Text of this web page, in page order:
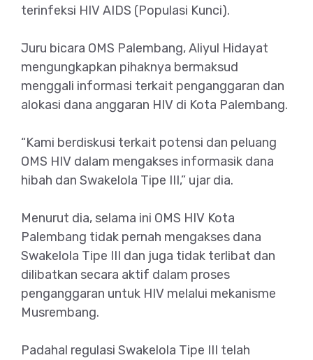
terinfeksi HIV AIDS (Populasi Kunci).
Juru bicara OMS Palembang, Aliyul Hidayat
mengungkapkan pihaknya bermaksud
menggali informasi terkait penganggaran dan
alokasi dana anggaran HIV di Kota Palembang.
“Kami berdiskusi terkait potensi dan peluang
OMS HIV dalam mengakses informasik dana
hibah dan Swakelola Tipe III,” ujar dia.
Menurut dia, selama ini OMS HIV Kota
Palembang tidak pernah mengakses dana
Swakelola Tipe III dan juga tidak terlibat dan
dilibatkan secara aktif dalam proses
penganggaran untuk HIV melalui mekanisme
Musrembang.
Padahal regulasi Swakelola Tipe III telah